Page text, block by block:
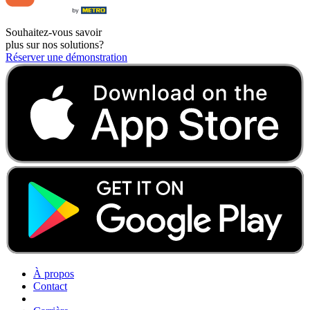
Souhaitez-vous savoir
plus sur nos solutions?
Réserver une démonstration
À propos
Contact